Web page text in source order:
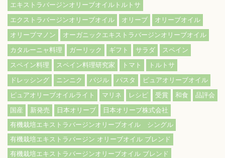
エキストラバージンオリーブオイルトルトサ
エクストラバージンオリーブオイル
オリーブ
オリーブオイル
オリーブマノン
オーガニックエキストラバージンオリーブオイル
カタルーニャ料理
ガーリック ギフト サラダ
スペイン
スペイン料理
スペイン料理研究家 トマト
トルトサ
ドレッシング
ニンニク バジル パスタ
ピュアオリーブオイル
ピュアオリーブオイルライト
マリネ レシピ 受賞 和食
品評会
国産
新発売 日本オリーブ
日本オリーブ株式会社
有機栽培エキストラバージンオリーブオイル シングル
有機栽培エキストラバージン オリーブオイル ブレンド
有機栽培エキストラバージンオリーブオイル ブレンド